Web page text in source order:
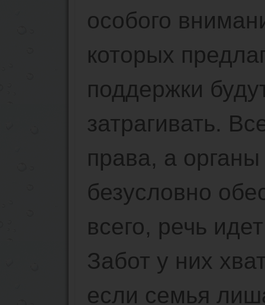
особого
которых
поддержки
затрагивать.
права, а
безусловно
всего, речь
Забот у них
если семья